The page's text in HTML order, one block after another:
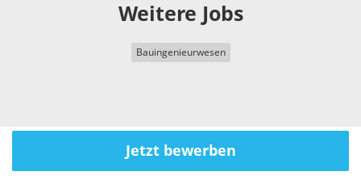
Weitere Jobs
Bauingenieurwesen
Jetzt bewerben